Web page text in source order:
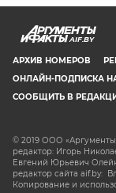
AIF.BY
АРХИВ НОМЕРОВ
ОНЛАЙН-ПОДПИСКА
СООБЩИТЬ В
© 2019 ООО «Аргументы
редактор: Игорь
Евгений Юрьевич
редактор сайта aif.by:
Копирование и